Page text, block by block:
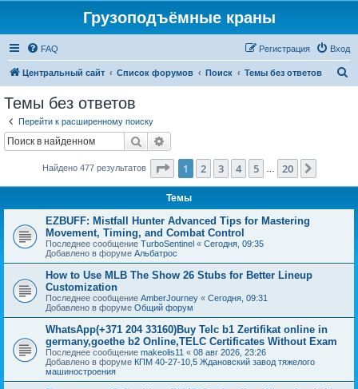
Грузоподъёмные краны
FAQ Вход
Регистрация
Центральный сайт Список форумов Поиск Темы без ответов
Темы без ответов
Перейти к расширенному поиску
Поиск
Найдено 477 результатов Страница из 20
1 2 3 4 5 20
Темы
EZBUFF: Mistfall Hunter Advanced Tips for Mastering
Movement, Timing, and Combat Control
Последнее сообщение TurboSentinel « Сегодня, 09:35
Добавлено в форуме Альбатрос
How to Use MLB The Show 26 Stubs for Better Lineup
Customization
Последнее сообщение AmberJourney « Сегодня, 09:31
Добавлено в форуме Общий форум
WhatsApp(+371 204 33160)Buy Telc b1 Zertifikat online in
germany,goethe b2 Online,TELC Certificates Without Exam
Последнее сообщение makeolis11 « 08 авг 2026, 23:26
Добавлено в форуме КПМ 40-27-10,5 Ждановский завод тяжелого
машиностроения